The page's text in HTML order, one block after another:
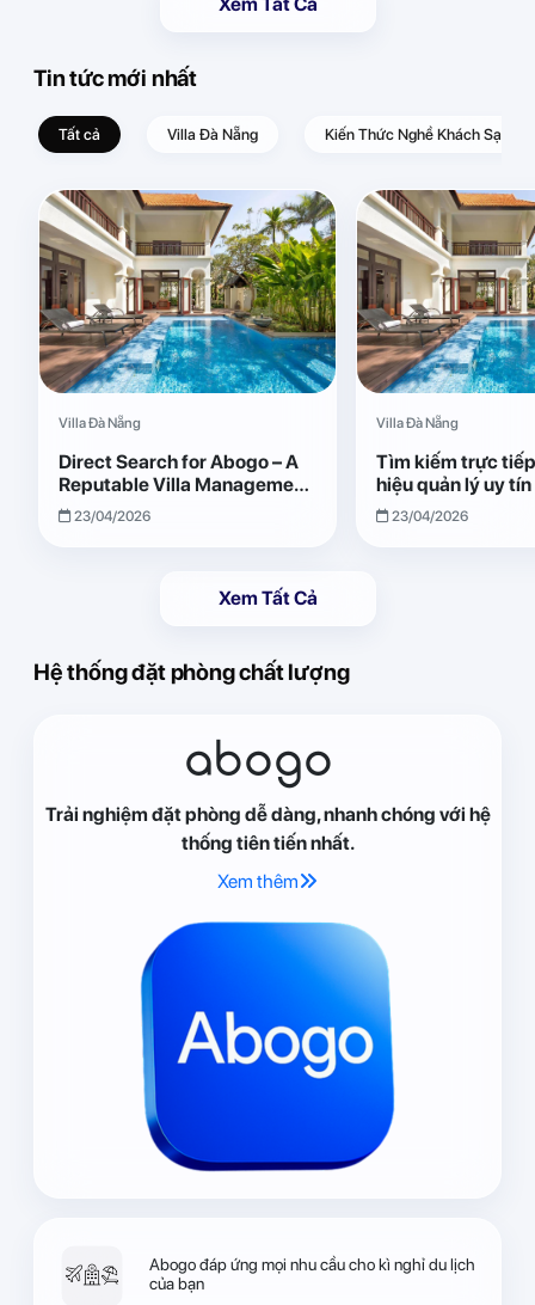
Tin tức mới nhất
Tất cả Villa Đà Nẵng Kiến Thức Nghề Khách Sạn –
Villa Đà Nẵng
Direct Search for Abogo – A
Reputable Villa Management
Brand with Transparent and
Effective Operations
23/04/2026
Villa Đà Nẵng
Tìm kiếm trực
hiệu quản lý uy
Giải pháp vận
quả, minh bạch
23/04/2026
Xem Tất Cả
Hệ thống đặt phòng chất lượng
abogo
Trải nghiệm đặt phòng dễ dàng, nhanh chóng với hệ
thống tiên tiến nhất.
Xem thêm
Abogo đáp ứng mọi nhu cầu cho kì nghỉ du lịch
của bạn